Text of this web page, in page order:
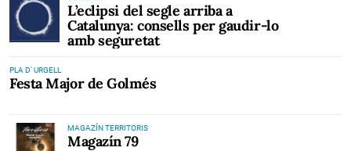
L’eclipsi del segle arriba a
Catalunya: consells per gaudir-lo
amb seguretat
PLA D' URGELL
Festa Major de Golmés
MAGAZÍN TERRITORIS
Magazín 79